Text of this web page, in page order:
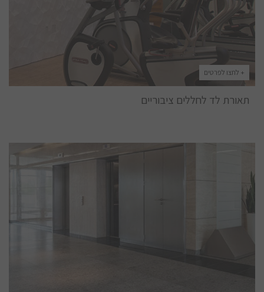
+ לחצו לפרטים
תאורת לד לחללים ציבוריים